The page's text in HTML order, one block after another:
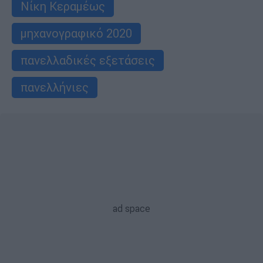
Νίκη Κεραμέως
μηχανογραφικό 2020
πανελλαδικές εξετάσεις
πανελλήνιες